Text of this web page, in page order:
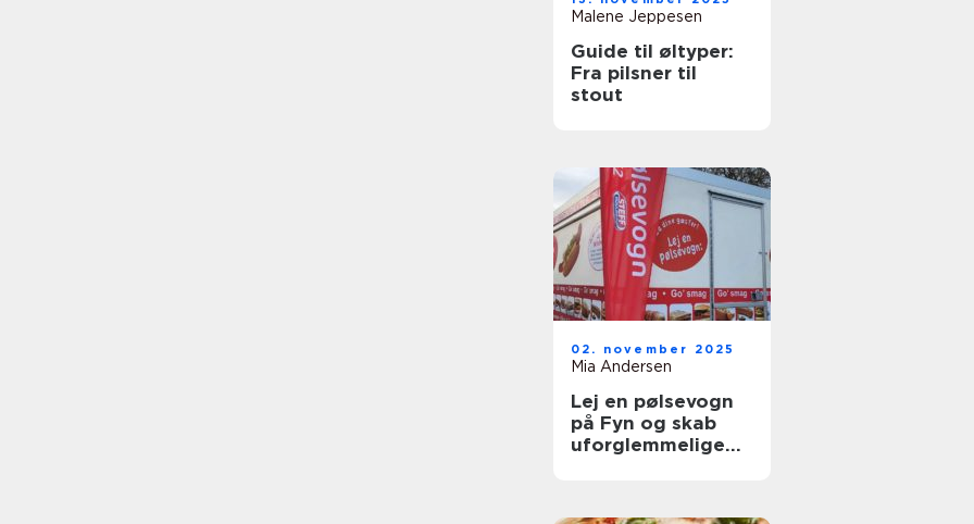
Malene Jeppesen
Guide til øltyper:
Fra pilsner til
stout
02. november 2025
Mia Andersen
Lej en pølsevogn
på Fyn og skab
uforglemmelige